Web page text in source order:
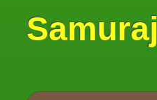
Samuraj